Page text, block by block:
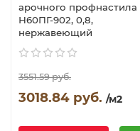
арочного профнастила
Н60ПГ-902, 0,8,
нержавеющий
3551.59 руб.
3018.84 руб. /м2